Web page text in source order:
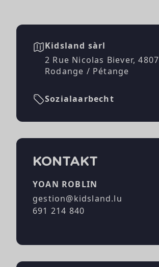
Kidsland sàrl
2 Rue Nicolas Biever, 4807
Rodange / Pétange
Sozialaarbecht
KONTAKT
YOAN ROBLIN
gestion@kidsland.lu
691 214 840